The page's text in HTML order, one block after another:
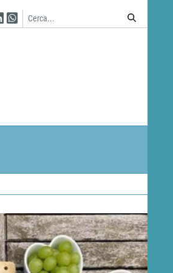
Twitter
su Instagram
su Linkedin
Seguici su WhatsApp